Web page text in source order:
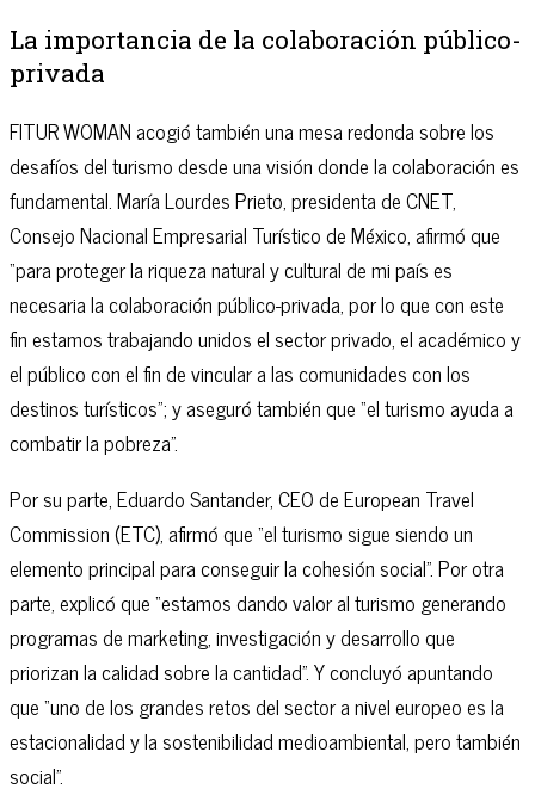
La importancia de la colaboración público-
privada
FITUR WOMAN acogió también una mesa redonda sobre los
desafíos del turismo desde una visión donde la colaboración es
fundamental. María Lourdes Prieto, presidenta de CNET,
Consejo Nacional Empresarial Turístico de México, afirmó que
“para proteger la riqueza natural y cultural de mi país es
necesaria la colaboración público-privada, por lo que con este
fin estamos trabajando unidos el sector privado, el académico y
el público con el fin de vincular a las comunidades con los
destinos turísticos”; y aseguró también que “el turismo ayuda a
combatir la pobreza”.
Por su parte, Eduardo Santander, CEO de European Travel
Commission (ETC), afirmó que “el turismo sigue siendo un
elemento principal para conseguir la cohesión social”. Por otra
parte, explicó que “estamos dando valor al turismo generando
programas de marketing, investigación y desarrollo que
priorizan la calidad sobre la cantidad”. Y concluyó apuntando
que “uno de los grandes retos del sector a nivel europeo es la
estacionalidad y la sostenibilidad medioambiental, pero también
social”.